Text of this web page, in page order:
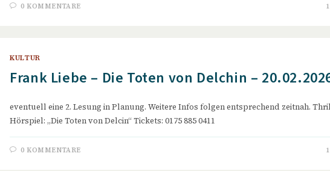
0 KOMMENTARE
KULTUR
Frank Liebe – Die Toten von Delchin –
eventuell eine 2. Lesung in Planung. Weitere Infos folgen entsprechend zeitnah.
Hörspiel: „Die Toten von Delcin“ Tickets: 0175 885 0411
0 KOMMENTARE